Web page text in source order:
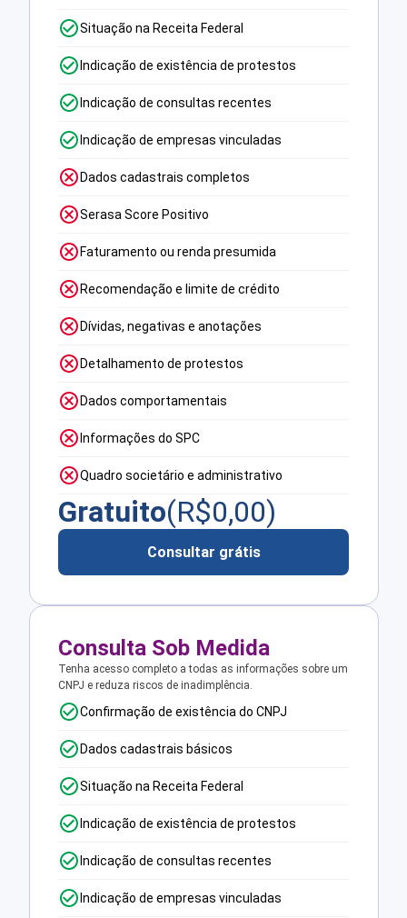
Situação na Receita Federal
Indicação de existência de protestos
Indicação de consultas recentes
Indicação de empresas vinculadas
Dados cadastrais completos
Serasa Score Positivo
Faturamento ou renda presumida
Recomendação e limite de crédito
Dívidas, negativas e anotações
Detalhamento de protestos
Dados comportamentais
Informações do SPC
Quadro societário e administrativo
Gratuito(R$0,00)
Consultar grátis
Consulta Sob Medida
Tenha acesso completo a todas as informações sobre um
CNPJ e reduza riscos de inadimplência.
Confirmação de existência do CNPJ
Dados cadastrais básicos
Situação na Receita Federal
Indicação de existência de protestos
Indicação de consultas recentes
Indicação de empresas vinculadas